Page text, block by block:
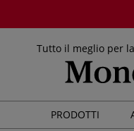
Tutto il meglio per
PRODOTTI